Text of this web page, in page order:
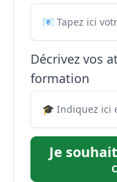
Décrivez vos
formation
Je